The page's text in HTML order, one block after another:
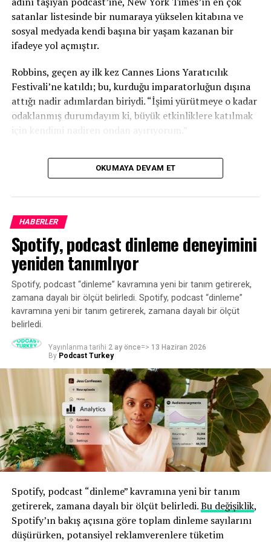
Podcast yaratıcıları, platformu denemek, bir örnek
görmek ve podcast’lerinin nasıl güçlü bir yayın varlığına
dönüşebileceğini keşfetmek için web sitesini ziyaret
edebilirler.
Kaynak: PodNews
BENZER KONULAR:
CEO dahil 110 kişiyi çıkaran Wondery yeniden yapılanıyor
sahte YouTube video podcasting devrimi
satanlar listesinde bir numaraya yükselen kitabına ve
sosyal medyada kendi başına bir yaşam kazanan bir
ifadeye yol açmıştır.
Robbins, geçen ay ilk kez Cannes Lions Yaratıcılık
Festivali’ne katıldı; bu, kurduğu imparatorluğun dışına
attığı nadir adımlardan biriydi. “İşimi yürütmeye o kadar
odaklanmış durumdayım ki, büyük etkinliklere katılmak
için kendimi nadiren ondan ayırıyorum.”
Ancak reklam satış ortağı SiriusXM ile birlikte katılmaya
davet edilmesiyle, 2026 festivali programına uyan ilk
Digiday, Robbins ile yapay zekanın medya ekosistemi
üzerindeki etkisini, podcast yayıncılığının
pazarlamacılar tarafından neden yanlış
sınıflandırıldığını ve yeni trendlerin peşinden koşmadan
nasıl zirvede kalmayı planladığını konuşmak üzere bir
araya geldi.
İşte söyledikleri.
Robbins gibi bir isim için Cannes’ın önemi
Cannes’a katılmadan önce Robbins, bunun sadece büyük
bir etkinlikten ibaret olduğunu düşünüyordu. Ve işini
büyütmeye bu kadar odaklanmış biri için, Fransız
Rivierası’nda gösterişli bir hafta gibi görünen bir şey için
zaman ayırmanın değerini görmek, hatta bunu haklı
çıkarmak zor olabilir.
“Şimdi anlıyorum ki, bu etkinlikte birçok pazarlama
müdürü, marka müdürü ve medya müdürü bir araya
geliyor, anlaşmalar burada yapılıyor. 2027 bütçeleri
burada kesinleşiyor ve kampanyalar burada planlanıyor.
Dolayısıyla burası gerçekten bağlantı kurabileceğiniz ve
insanlarla tanışabileceğiniz bir yer.”
OKUMAYA DEVAM ET
HABERLER
Spotify, podcast dinleme deneyimini
yeniden tanımlıyor
Spotify, podcast “dinleme” kavramına yeni bir tanım getirerek,
zamana dayalı bir ölçüt belirledi. Spotify, podcast “dinleme”
kavramına yeni bir tanım getirerek, zamana dayalı bir ölçüt
belirledi.
Yayınlanma tarihi 2 ay önce=> 13 Haziran 2026
By Podcast Turkey
Spotify, podcast “dinleme” kavramına yeni bir tanım
getirerek, zamana dayalı bir ölçüt belirledi.Bu değişiklik,
Spotify’ın bakış açısına göre toplam dinleme sayılarını
düşürürken, potansiyel reklamverenlere tüketim